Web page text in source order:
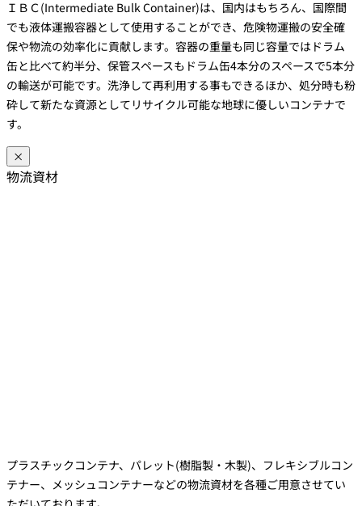
ＩＢＣ(Intermediate Bulk Container)は、国内はもちろん、国際間
でも液体運搬容器として使用することができ、危険物運搬の安全確
保や物流の効率化に貢献します。容器の重量も同じ容量ではドラム
缶と比べて約半分、保管スペースもドラム缶4本分のスペースで5本分
の輸送が可能です。洗浄して再利用する事もできるほか、処分時も粉
砕して新たな資源としてリサイクル可能な地球に優しいコンテナで
す。
×
物流資材
プラスチックコンテナ、パレット(樹脂製・木製)、フレキシブルコン
テナー、メッシュコンテナーなどの物流資材を各種ご用意させてい